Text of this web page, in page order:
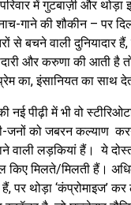
में गुटबाज़ी और
गाने की शौकीन – पर
से बचने वाली दुनियादार
और करुणा की आती है
का, इंसानियत का साथ
नई पीढ़ी में भी वो
जनों को जबरन कल्याण
वाली लड़कियां हैं। ये
किए मिलते/मिलती हैं।
पर थोड़ा ‘कंप्रोमाइज’